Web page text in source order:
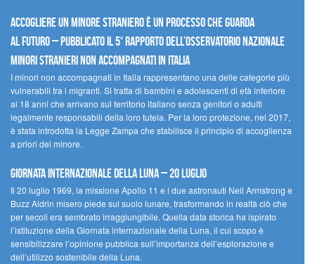
Accogliere un minore straniero è un processo che guarda
al futuro – Pubblicato il 5° rapporto dell’Osservatorio Nazionale
Minori Stranieri Non Accompagnati in Italia
I minori non accompagnati in Italia rappresentano una delle categorie più
vulnerabili tra i migranti. Si tratta di bambini e adolescenti di età inferiore
ai 18 anni che arrivano sul territorio italiano senza genitori o adulti
legalmente responsabili della loro tutela. Per la loro protezione, nel 2017,
è stata introdotta la Legge Zampa che stabilisce il principio di accoglienza
a priori del minore.
Giornata Internazionale della Luna – 20 luglio
Il 20 luglio 1969, la missione Apollo 11 e i due astronauti Neil Armstrong e
Buzz Aldrin misero piede sul suolo lunare, trasformando in realtà ciò che
per secoli era sembrato irraggiungibile. Quella data storica ha ispirato
l’istituzione della Giornata internazionale della Luna, il cui scopo è
sensibilizzare l’opinione pubblica sull’importanza dell’esplorazione e
dell’utilizzo sostenibile della Luna.